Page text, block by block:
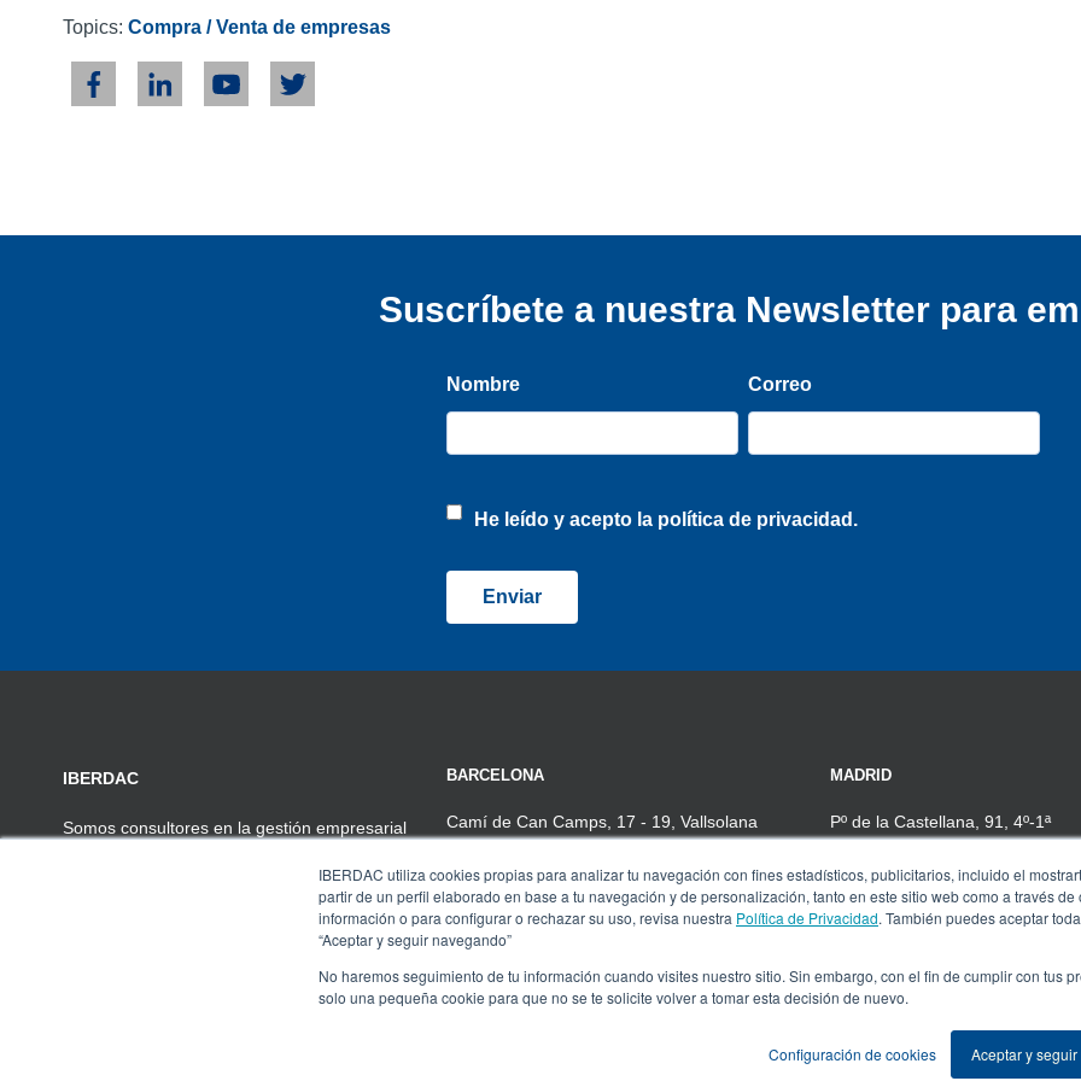
IBERDAC utiliza cookies propias para analizar tu navegación con fines estadísticos, publicitarios, incluido el
partir de un perfil elaborado en base a tu navegación y de personalización, tanto en este sitio web como a través de
información o para configurar o rechazar su uso, revisa nuestra Política de Privacidad. También puedes aceptar
“Aceptar y seguir navegando”
No haremos seguimiento de tu información cuando visites nuestro sitio. Sin embargo, con el fin de cumplir con tus
solo una pequeña cookie para que no se te solicite volver a tomar esta decisión de nuevo.
Configuración de cookies Aceptar y
Topics: Compra / Venta de empresas
Suscríbete a nuestra Newsletter para
Nombre Correo
He leído y acepto lapolítica de privacidad.
IBERDAC
Somos consultores en la gestión empresarial
actividad. Contamos con más de 20 años de
especializados en las diferentes áreas de
BARCELONA
Camí de Can Camps, 17 - 19, Vallsolana
Tel. 934575600
MADRID
Pº de la Castellana, 91, 4º-1ª
Tel. 910 608 737